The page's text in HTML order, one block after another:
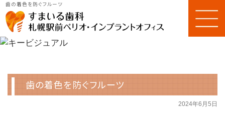
歯の着色を防ぐフルーツ
歯の着色を防ぐフルーツ
2024年6月5日